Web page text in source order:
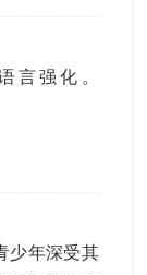
言强化。
少年深受其